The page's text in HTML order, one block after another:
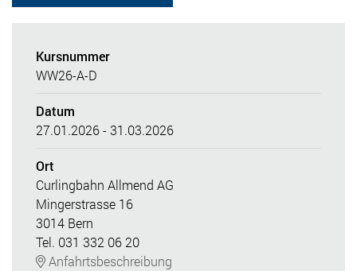
Kursnummer
WW26-A-D
Datum
27.01.2026 - 31.03.2026
Ort
Curlingbahn Allmend AG
Mingerstrasse 16
3014 Bern
Tel. 031 332 06 20
Anfahrtsbeschreibung